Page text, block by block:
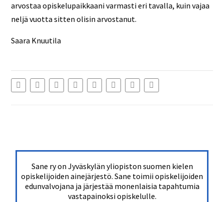
arvostaa opiskelupaikkaani varmasti eri tavalla, kuin vajaa
neljä vuotta sitten olisin arvostanut.
Saara Knuutila
Sane ry on Jyväskylän yliopiston suomen kielen
opiskelijoiden ainejärjestö. Sane toimii opiskelijoiden
edunvalvojana ja järjestää monenlaisia tapahtumia
vastapainoksi opiskelulle.